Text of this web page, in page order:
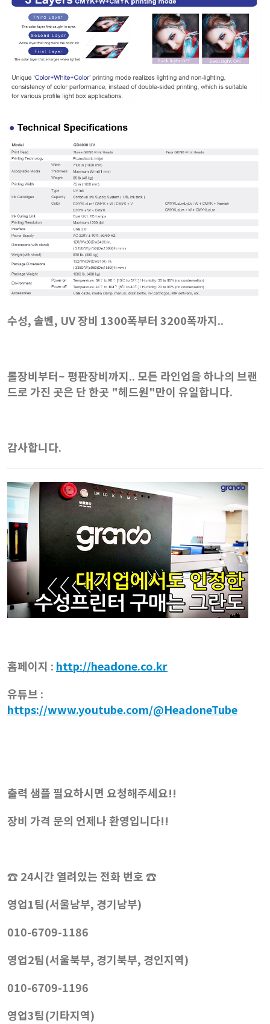
수성, 솔벤, UV 장비 1300폭부터 3200폭까지..
롤장비부터~ 평판장비까지.. 모든 라인업을 하나의 브랜
드로 가진 곳은 단 한곳 "헤드원"만이 유일합니다.
감사합니다.
홈페이지 : http://headone.co.kr
유튜브 :
https://www.youtube.com/@HeadoneTube
출력 샘플 필요하시면 요청해주세요!!
장비 가격 문의 언제나 환영입니다!!
☎ 24시간 열려있는 전화 번호 ☎
영업1팀(서울남부, 경기남부)
010-6709-1186
영업2팀(서울북부, 경기북부, 경인지역)
010-6709-1196
영업3팀(기타지역)